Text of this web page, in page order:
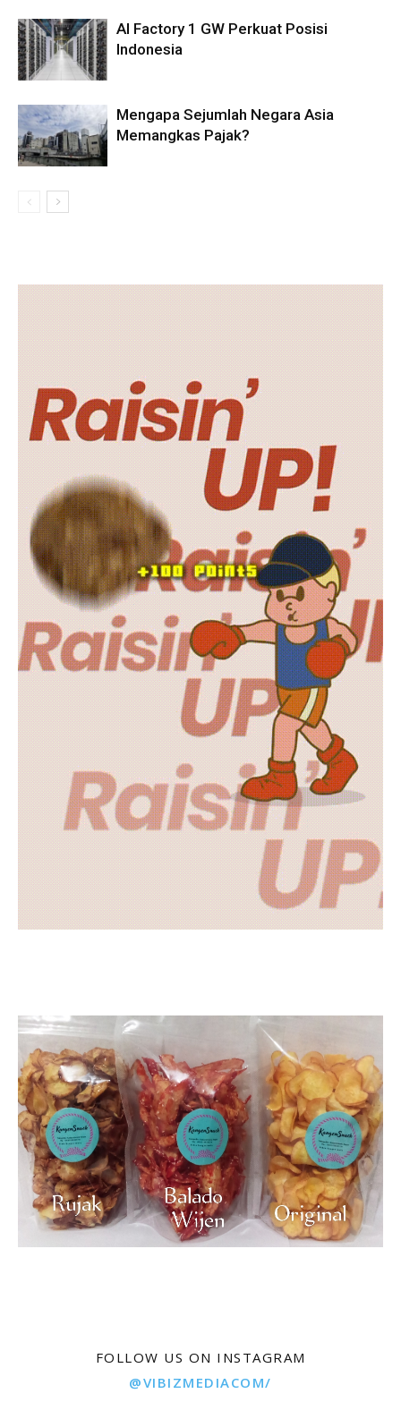
AI Factory 1 GW Perkuat Posisi
Indonesia
Mengapa Sejumlah Negara Asia
Memangkas Pajak?
FOLLOW US ON INSTAGRAM
@VIBIZMEDIACOM/